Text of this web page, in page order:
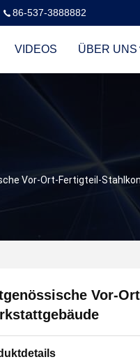
86-537-3888882
VIDEOS ÜBER UNS
Vor-Ort-Fertigteil-
Vor-